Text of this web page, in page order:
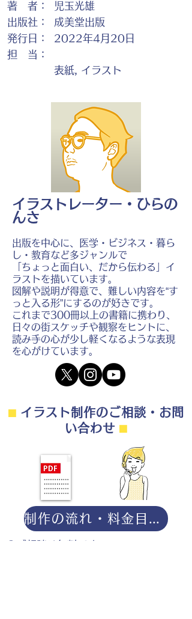
著 者：
出版社：
発行日：
担 当：
児玉光雄
成美堂出版
2022年4月20日
表紙, イラスト
イラストレーター・ひらの
んさ
出版を中心に、医学・ビジネス・暮ら
し・教育など多ジャンルで
「ちょっと面白い、だから伝わる」イ
ラストを描いています。
図解や説明が得意で、難しい内容を“す
っと入る形”にするのが好きです。
これまで300冊以上の書籍に携わり、
日々の街スケッチや観察をヒントに、
読み手の心が少し軽くなるような表現
を心がけています。
⬛︎イラスト制作のご相談・お問
い合わせ ⬛︎